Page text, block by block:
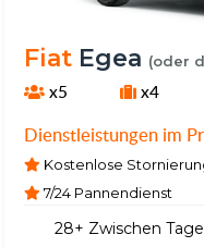
Fiat Egea (oder
x5 x4
Dienstleistungen im
Kostenlose
7/24 Pannendienst
28+ Zwischen